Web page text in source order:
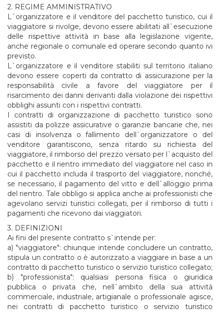
2. REGIME AMMINISTRATIVO
L`organizzatore e il venditore del pacchetto turistico, cui il
viaggiatore si rivolge, devono essere abilitati all`esecuzione
delle rispettive attività in base alla legislazione vigente,
anche regionale o comunale ed operare secondo quanto ivi
previsto.
L`organizzatore e il venditore stabiliti sul territorio italiano
devono essere coperti da contratto di assicurazione per la
responsabilità civile a favore del viaggiatore per il
risarcimento dei danni derivanti dalla violazione dei rispettivi
obblighi assunti con i rispettivi contratti.
I contratti di organizzazione di pacchetto turistico sono
assistiti da polizze assicurative o garanzie bancarie che, nei
casi di insolvenza o fallimento dell`organizzatore o del
venditore garantiscono, senza ritardo su richiesta del
viaggiatore, il rimborso del prezzo versato per l`acquisto del
pacchetto e il rientro immediato del viaggiatore nel caso in
cui il pacchetto includa il trasporto del viaggiatore, nonché,
se necessario, il pagamento del vitto e dell`alloggio prima
del rientro. Tale obbligo si applica anche ai professionisti che
agevolano servizi turistici collegati, per il rimborso di tutti i
pagamenti che ricevono dai viaggiatori.
3. DEFINIZIONI
Ai fini del presente contratto s`intende per:
a) "viaggiatore": chiunque intende concludere un contratto,
stipula un contratto o è autorizzato a viaggiare in base a un
contratto di pacchetto turistico o servizio turistico collegato;
b) "professionista": qualsiasi persona fisica o giuridica
pubblica o privata che, nell`ambito della sua attività
commerciale, industriale, artigianale o professionale agisce,
nei contratti di pacchetto turistico o servizio turistico